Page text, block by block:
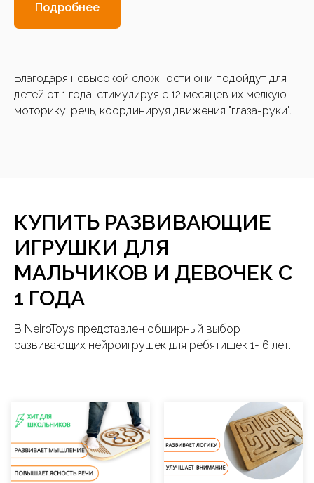
Подробнее
Благодаря невысокой сложности они подойдут для
детей от 1 года, стимулируя с 12 месяцев их мелкую
моторику, речь, координируя движения "глаза-руки".
КУПИТЬ РАЗВИВАЮЩИЕ
ИГРУШКИ ДЛЯ
МАЛЬЧИКОВ И ДЕВОЧЕК С
1 ГОДА
В NeiroToys представлен обширный выбор
развивающих нейроигрушек для ребятишек 1- 6 лет.